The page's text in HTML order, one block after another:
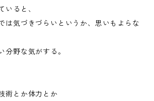
いると、
は気づきづらいというか、思いもよらな
分野な気がする。
術とか体力とか